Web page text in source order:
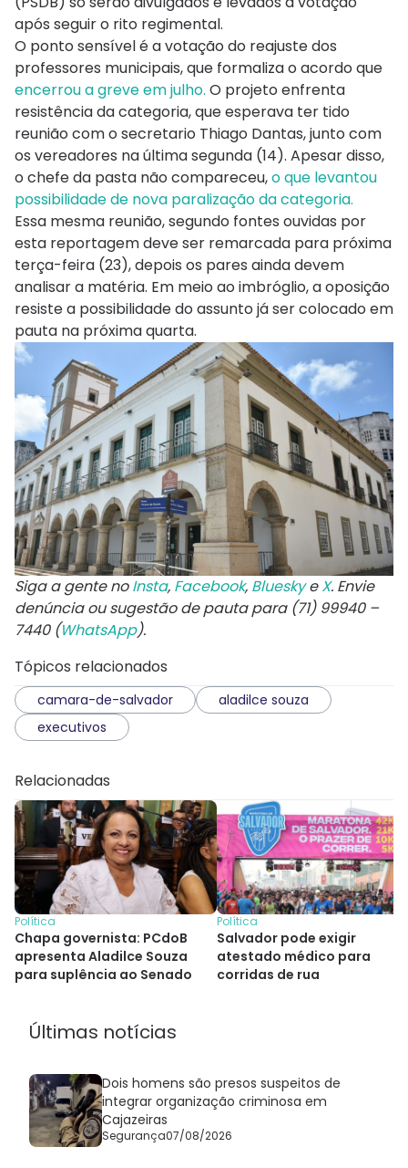
após seguir o rito regimental.
O ponto sensível é a votação do reajuste dos
professores municipais, que formaliza o acordo que
encerrou a greve em julho. O projeto enfrenta
resistência da categoria, que esperava ter tido
reunião com o secretario Thiago Dantas, junto com
os vereadores na última segunda (14). Apesar disso,
o chefe da pasta não compareceu,o que levantou
possibilidade de nova paralização da categoria.
Essa mesma reunião, segundo fontes ouvidas por
esta reportagem deve ser remarcada para próxima
terça-feira (23), depois os pares ainda devem
analisar a matéria. Em meio ao imbróglio, a oposição
resiste a possibilidade do assunto já ser colocado em
pauta na próxima quarta.
Siga a gente noInsta, Facebook, BlueskyeX. Envie
denúncia ou sugestão de pauta para (71) 99940 –
7440 (WhatsApp).
Tópicos relacionados
camara-de-salvador
aladilce souza
executivos
Relacionadas
Política
Chapa governista: PCdoB
apresenta Aladilce Souza
para suplência ao Senado
Política
Salvador pode exigir
atestado médico para
corridas de rua
Últimas notícias
Dois homens são presos suspeitos de
integrar organização criminosa em
Cajazeiras
Segurança07/08/2026